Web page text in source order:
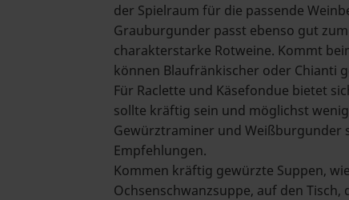
der Spielraum für die passende
Grauburgunder passt ebenso gut
charakterstarke Rotweine. Kommt
können Blaufränkischer oder Chianti
Für Raclette und Käsefondue bietet
sollte kräftig sein und möglichst
Gewürztraminer und Weißburgunder
Empfehlungen.
Kommen kräftig gewürzte Suppen,
Ochsenschwanzsuppe, auf den